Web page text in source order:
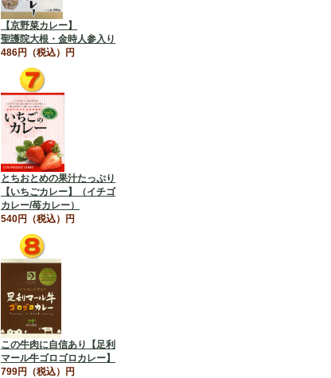
【京野菜カレー】
聖護院大根・金時人参入り
486円（税込）円
とちおとめの果汁たっぷり
【いちごカレー】（イチゴ
カレー/苺カレー）
540円（税込）円
この牛肉に自信あり【足利
マール牛ゴロゴロカレー】
799円（税込）円